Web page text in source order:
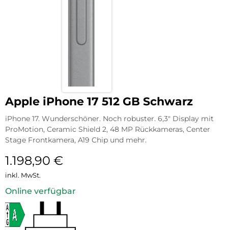
Apple iPhone 17 512 GB Schwarz
iPhone 17. Wunderschöner. Noch robuster. 6,3″ Display mit
ProMotion, Ceramic Shield 2, 48 MP Rückkameras, Center
Stage Frontkamera, A19 Chip und mehr.
1.198,90 €
inkl. MwSt.
Online verfügbar